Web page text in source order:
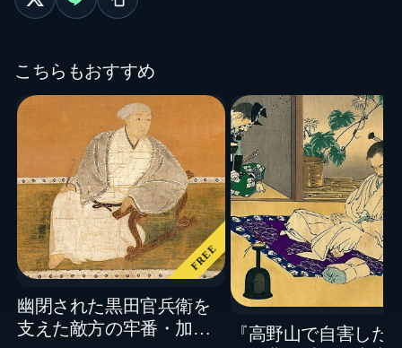
こちらもおすすめ
FREE
幽閉された黒田官兵衛を
支えた敵方の牢番・加藤
『高野山で自害した